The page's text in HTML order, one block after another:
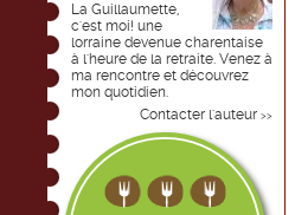
La Guillaumette,
c'est moi! une
lorraine devenue charentaise
à l'heure de la retraite. Venez à
ma rencontre et découvrez
mon quotidien.
Contacter l'auteur >>